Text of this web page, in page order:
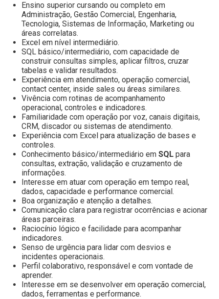
Ensino superior cursando ou completo em
Administração, Gestão Comercial, Engenharia,
Tecnologia, Sistemas de Informação, Marketing ou
áreas correlatas.
Excel em nível intermediário.
SQL básico/intermediário, com capacidade de
construir consultas simples, aplicar filtros, cruzar
tabelas e validar resultados.
Experiência em atendimento, operação comercial,
contact center, inside sales ou áreas similares.
Vivência com rotinas de acompanhamento
operacional, controles e indicadores.
Familiaridade com operação por voz, canais digitais,
CRM, discador ou sistemas de atendimento.
Experiência com Excel para atualização de bases e
controles.
Conhecimento básico/intermediário em SQL para
consultas, extração, validação e cruzamento de
informações.
Interesse em atuar com operação em tempo real,
dados, capacidade e performance comercial.
Boa organização e atenção a detalhes.
Comunicação clara para registrar ocorrências e acionar
áreas parceiras.
Raciocínio lógico e facilidade para acompanhar
indicadores.
Senso de urgência para lidar com desvios e
incidentes operacionais.
Perfil colaborativo, responsável e com vontade de
aprender.
Interesse em se desenvolver em operação comercial,
dados, ferramentas e performance.